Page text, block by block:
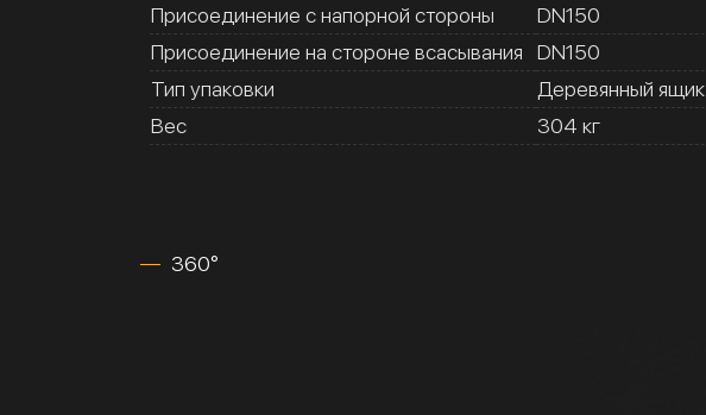
Присоединение с напорной стороны
DN150
Присоединение на стороне всасывания
DN150
Тип упаковки
Деревянный ящик
Вес
304 кг
360°